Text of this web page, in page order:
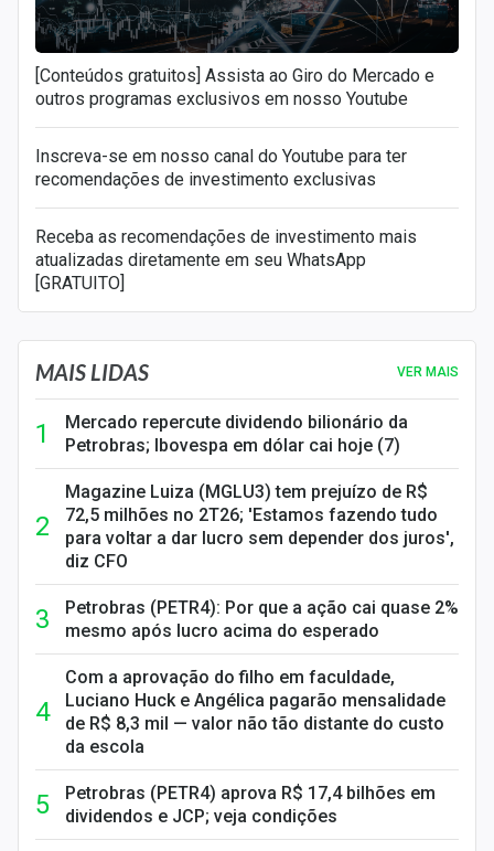
[Conteúdos gratuitos] Assista ao Giro do Mercado e
outros programas exclusivos em nosso Youtube
Inscreva-se em nosso canal do Youtube para ter
recomendações de investimento exclusivas
Receba as recomendações de investimento mais
atualizadas diretamente em seu WhatsApp
[GRATUITO]
MAIS LIDAS VER MAIS
Mercado repercute dividendo bilionário da
Petrobras; Ibovespa em dólar cai hoje (7)
Magazine Luiza (MGLU3) tem prejuízo de R$
72,5 milhões no 2T26; 'Estamos fazendo tudo
para voltar a dar lucro sem depender dos juros',
diz CFO
Petrobras (PETR4): Por que a ação cai quase 2%
mesmo após lucro acima do esperado
Com a aprovação do filho em faculdade,
Luciano Huck e Angélica pagarão mensalidade
de R$ 8,3 mil — valor não tão distante do custo
da escola
Petrobras (PETR4) aprova R$ 17,4 bilhões em
dividendos e JCP; veja condições